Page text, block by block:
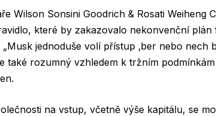
Wilson Sonsini Goodrich & Rosati Weiheng
které by zakazovalo nekonvenční plán
jednoduše volí přístup ‚ber nebo nech
také rozumný vzhledem k tržním
na vstup, včetně výše kapitálu, se